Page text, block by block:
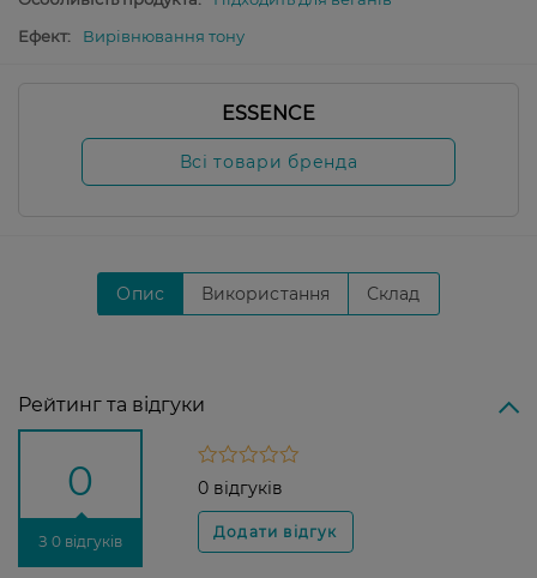
Ефект:
Вирівнювання тону
ESSENCE
Всі товари бренда
Опис Використання Склад
Рейтинг та відгуки
0
З 0 відгуків
0 відгуків